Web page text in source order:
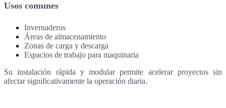
Usos comunes
Invernaderos
Áreas de almacenamiento
Zonas de carga y descarga
Espacios de trabajo para maquinaria
Su instalación rápida y modular permite acelerar proyectos sin
afectar significativamente la operación diaria.